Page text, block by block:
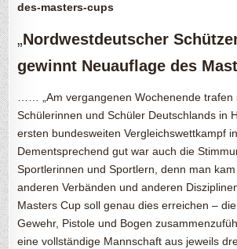
des-masters-cups
„Nordwestdeutscher
gewinnt Neuauflage des
…… „Am vergangenen Wochenende trafen
Schülerinnen und Schüler Deutschlands in
ersten bundesweiten Vergleichswettkampf
Dementsprechend gut war auch die
Sportlerinnen und Sportlern, denn man
anderen Verbänden und anderen
Masters Cup soll genau dies erreichen –
Gewehr, Pistole und Bogen
eine vollständige Mannschaft aus jeweils